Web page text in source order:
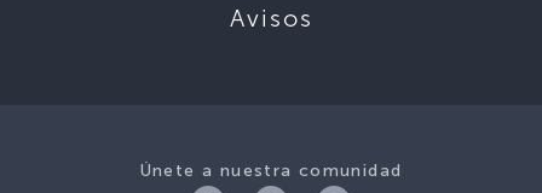
Avisos
Únete a nuestra comunidad